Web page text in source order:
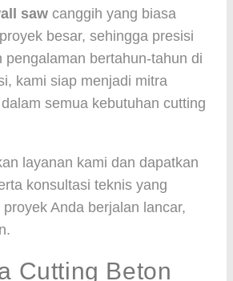
saw canggih yang biasa
besar, sehingga presisi
pengalaman bertahun-tahun di
kami siap menjadi mitra
semua kebutuhan cutting
layanan kami dan dapatkan
konsultasi teknis yang
Anda berjalan lancar,
Cutting Beton